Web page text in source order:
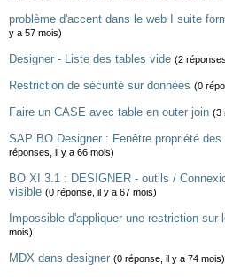
problème d'accent dans le web I suite
y a 57 mois)
Designer - Liste des tables vide (2
Restriction de sécurité sur données (0
Faire un CASE avec table en outer join (3
SAP BO Designer : Fenêtre propriété
réponses, il y a 66 mois)
BO XI 3.1 : DESIGNER - outils /
visible (0 réponse, il y a 67 mois)
Impossible d'appliquer une restriction sur
mois)
MDX dans designer (0 réponse, il y a 74 mois)